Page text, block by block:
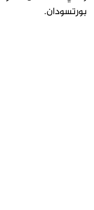
بورتسودان.